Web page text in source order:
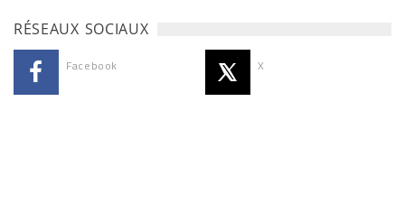
RÉSEAUX SOCIAUX
Facebook X